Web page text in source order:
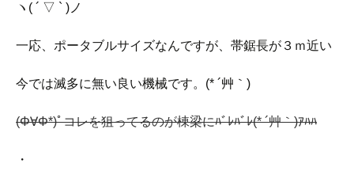
ヽ( ´ ▽ ` )ノ
一応、ポータブルサイズなんですが、帯鋸長が３ｍ近い
今では滅多に無い良い機械です。(* ´艸｀)
(Φ∀Φ*)ﾟコレを狙ってるのが棟梁にﾊﾞﾚﾊﾞﾚ(* ´艸｀)ｱﾊﾊ
・